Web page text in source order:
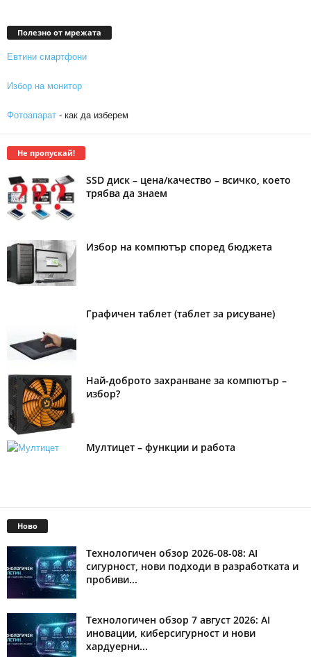
Полезно от мрежата
Евтини смартфони
Избор на монитор
Фотоапарат - как да изберем
Не пропускай!
SSD диск – цена/качество – всичко, което
трябва да знаем
Избор на компютър според бюджета
Графичен таблет (таблет за рисуване)
Най-доброто захранване за компютър –
избор?
Мултицет – функции и работа
Ново
Технологичен обзор 2026-08-08: AI
сигурност, нови подходи в разработката и
пробиви...
Технологичен обзор 7 август 2026: AI
иновации, киберсигурност и нови
хардуерни...